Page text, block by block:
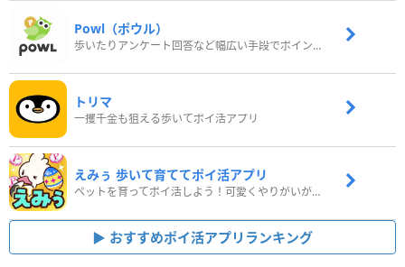
Powl（ポウル）
歩いたりアンケート回答など幅広い手段でポイントをゲット
トリマ
一攫千金も狙える歩いてポイ活アプリ
えみぅ 歩いて育ててポイ活アプリ
ペットを育ってポイ活しよう！可愛くやりがいがある新感覚アプリ
おすすめポイ活アプリランキング